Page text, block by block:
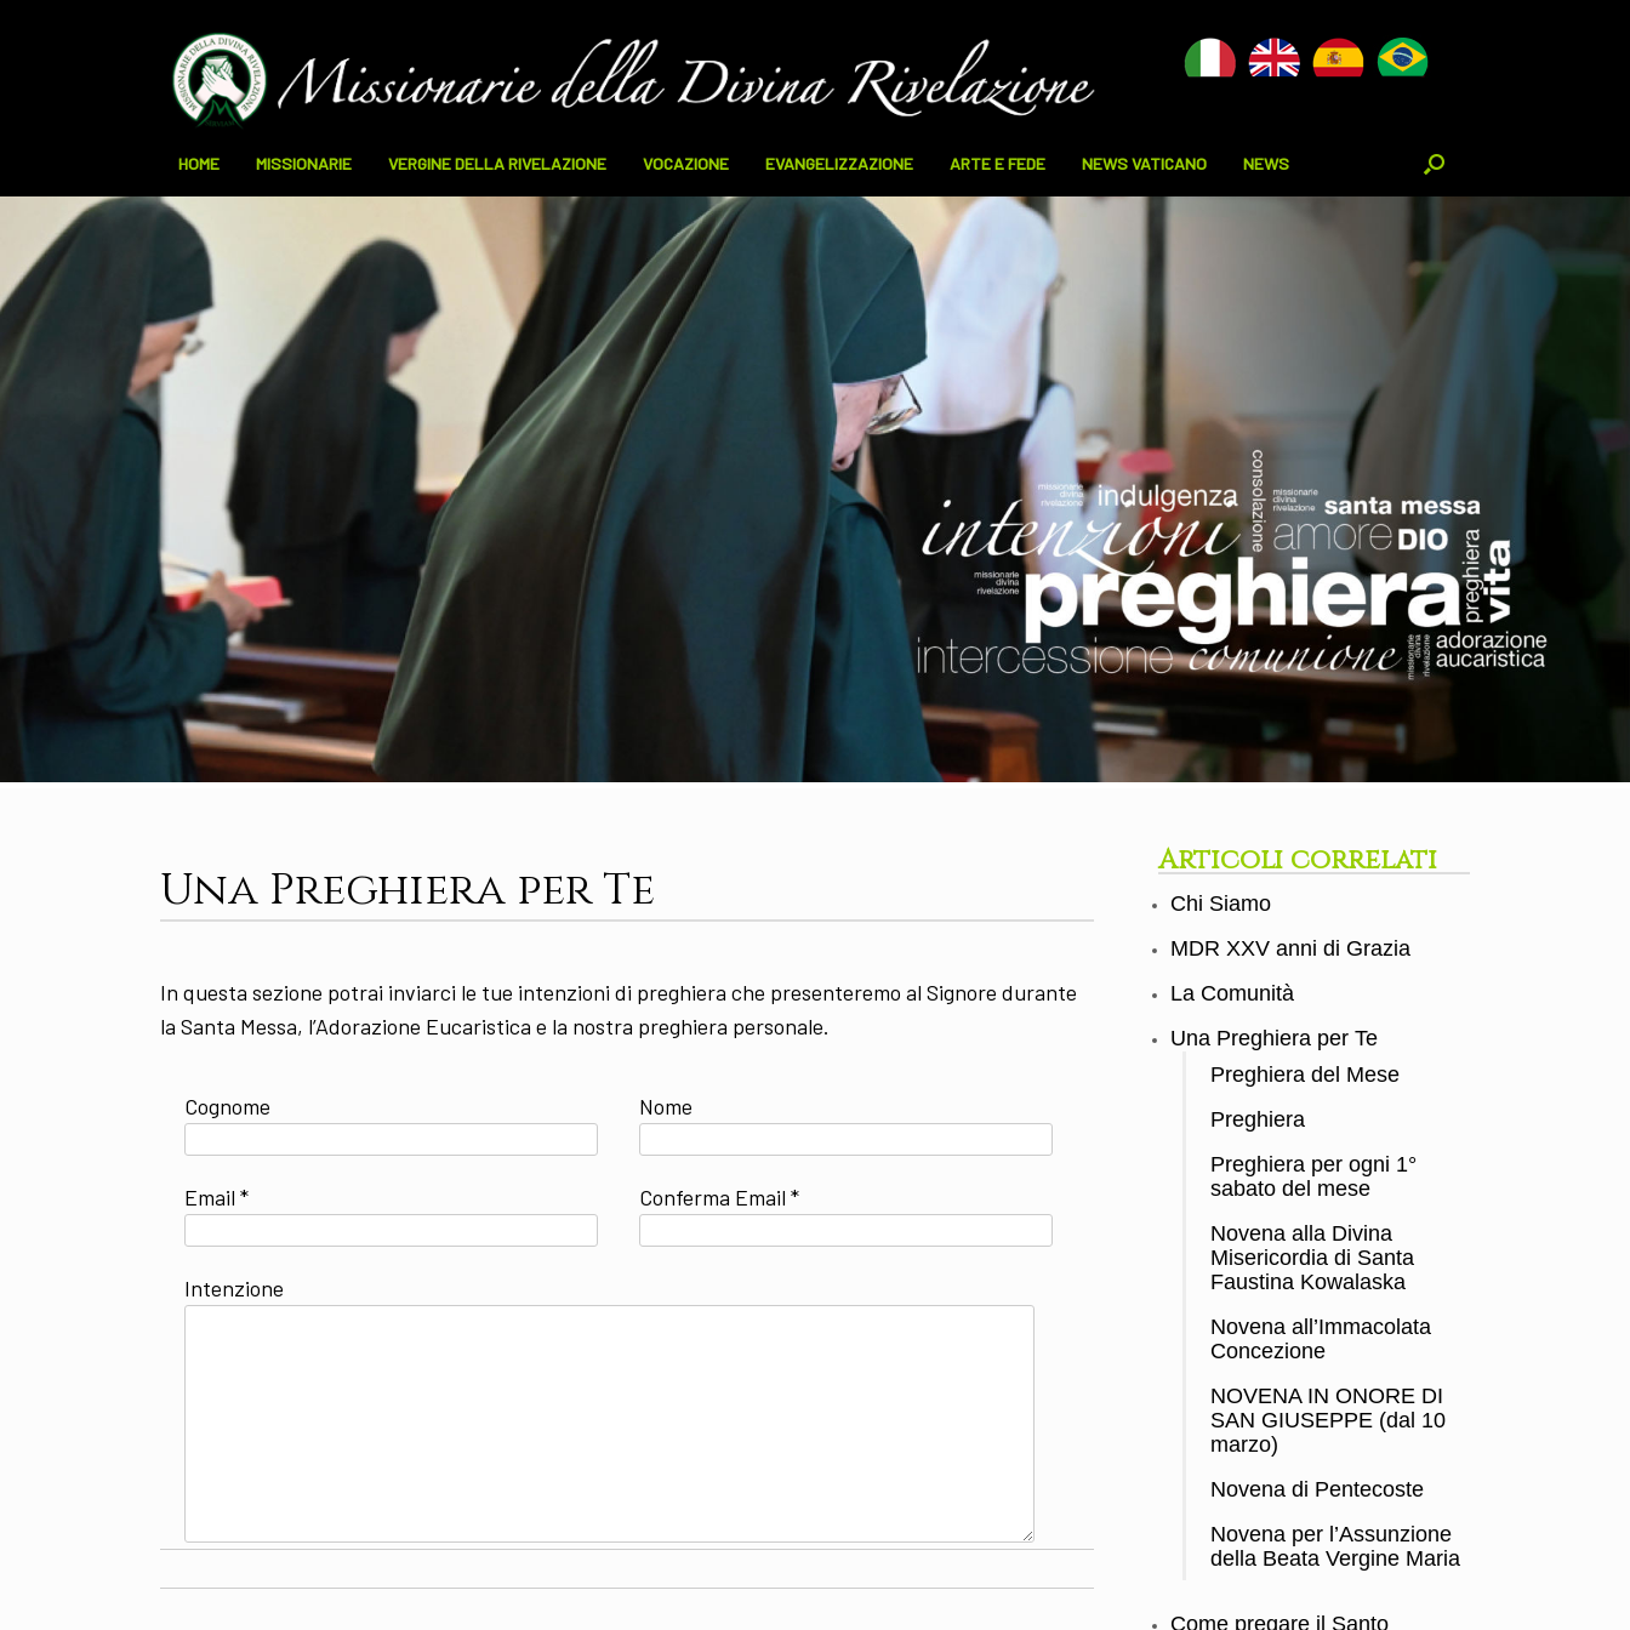
HOME MISSIONARIE VERGINE DELLA RIVELAZIONE VOCAZIONE EVANGELIZZAZIONE ARTE E FEDE NEWS VATICANO NEWS
Una Preghiera per Te
In questa sezione potrai inviarci le tue intenzioni di preghiera che presenteremo al Signore durante
la Santa Messa, l’Adorazione Eucaristica e la nostra preghiera personale.
Cognome Nome
Email * Conferma Email *
Intenzione
Articoli correlati
Chi Siamo
MDR XXV anni di Grazia
La Comunità
Una Preghiera per Te
Preghiera del Mese
Preghiera
Preghiera per ogni 1°
sabato del mese
Novena alla Divina
Misericordia di Santa
Faustina Kowalaska
Novena all’Immacolata
Concezione
NOVENA IN ONORE DI
SAN GIUSEPPE (dal 10
marzo)
Novena di Pentecoste
Novena per l’Assunzione
della Beata Vergine Maria
Come pregare il Santo